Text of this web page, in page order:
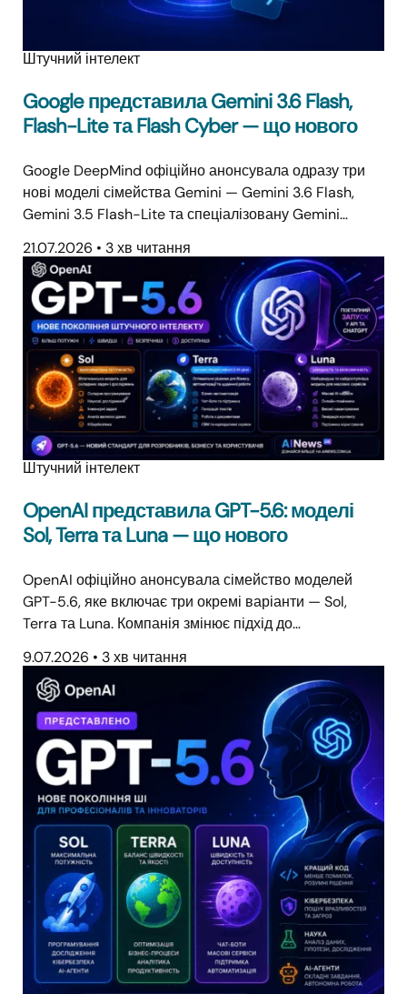
Штучний інтелект
Google представила Gemini 3.6 Flash,
Flash-Lite та Flash Cyber — що нового
Google DeepMind офіційно анонсувала одразу три
нові моделі сімейства Gemini — Gemini 3.6 Flash,
Gemini 3.5 Flash-Lite та спеціалізовану Gemini…
21.07.2026 • 3 хв читання
Штучний інтелект
OpenAI представила GPT-5.6: моделі
Sol, Terra та Luna — що нового
OpenAI офіційно анонсувала сімейство моделей
GPT-5.6, яке включає три окремі варіанти — Sol,
Terra та Luna. Компанія змінює підхід до…
9.07.2026 • 3 хв читання